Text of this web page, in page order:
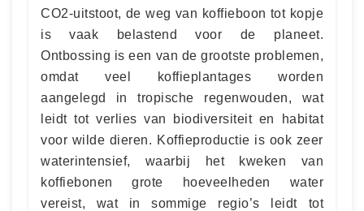
CO2-uitstoot, de weg van koffieboon tot kopje
is vaak belastend voor de planeet.
Ontbossing is een van de grootste problemen,
omdat veel koffieplantages worden
aangelegd in tropische regenwouden, wat
leidt tot verlies van biodiversiteit en habitat
voor wilde dieren. Koffieproductie is ook zeer
waterintensief, waarbij het kweken van
koffiebonen grote hoeveelheden water
vereist, wat in sommige regio’s leidt tot